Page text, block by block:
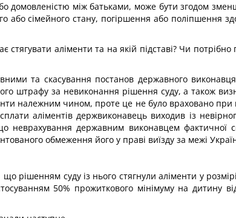
домовленістю між батьками, може бути згодом
або сімейного стану, погіршення або поліпшення
аліменти та на якій підставі? Чи
та скасування постанов державного
штрафу за невиконання рішення суду, а також
належним чином, проте це не було враховано при
аліментів держвиконавець виходив із
неврахування державним виконавцем фактичної
обмеження його у праві виїзду за межі
рішенням суду із нього стягнули аліменти у
50% прожиткового мінімуму на дитину